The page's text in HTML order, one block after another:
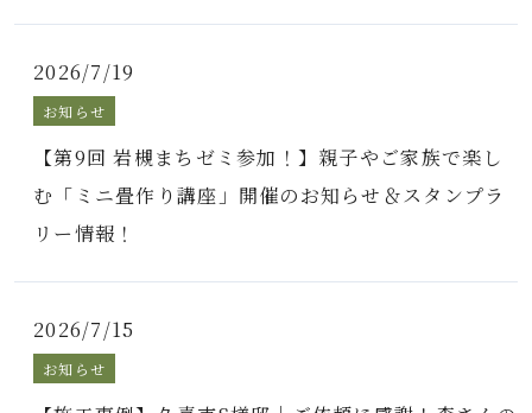
2026/7/19
お知らせ
【第9回 岩槻まちゼミ参加！】親子やご家族で楽し
む「ミニ畳作り講座」開催のお知らせ＆スタンプラ
リー情報！
2026/7/15
お知らせ